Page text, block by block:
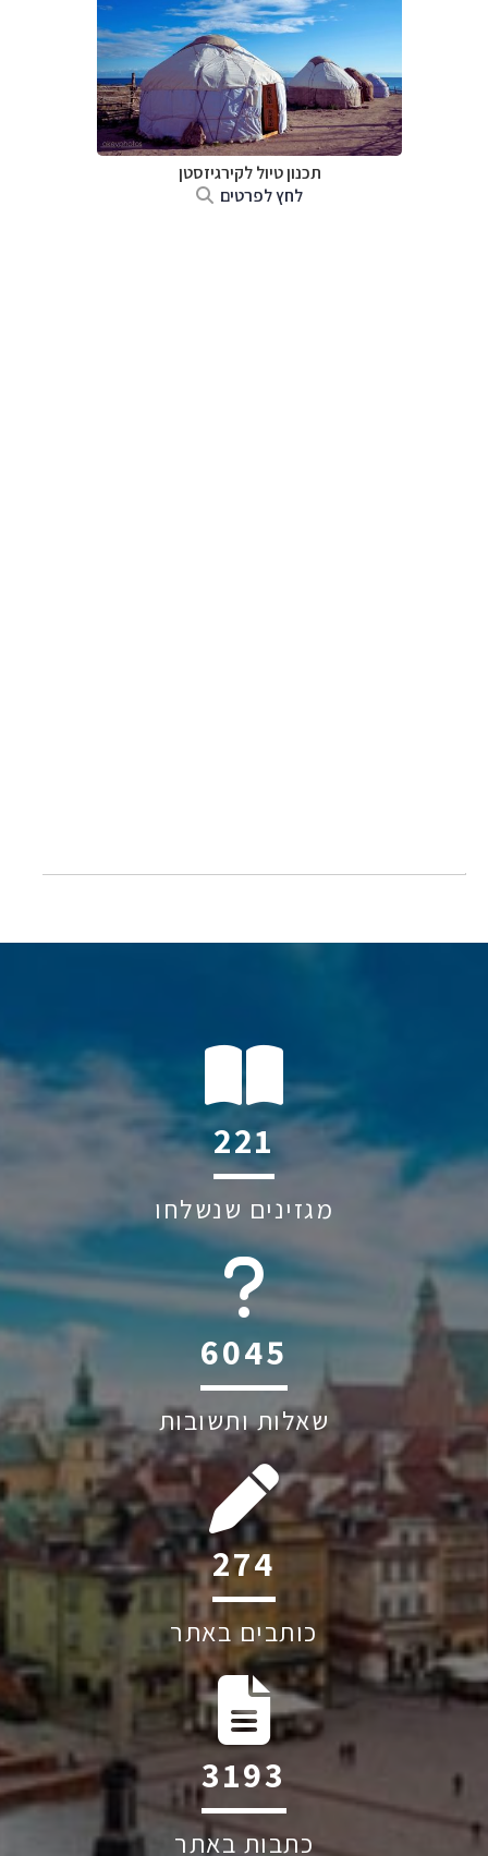
תכנון טיוללקירגיזסטן
לחץ לפרטים
221
מגזינים שנשלחו
6045
שאלות ותשובות
274
כותבים באתר
3193
כתבות באתר